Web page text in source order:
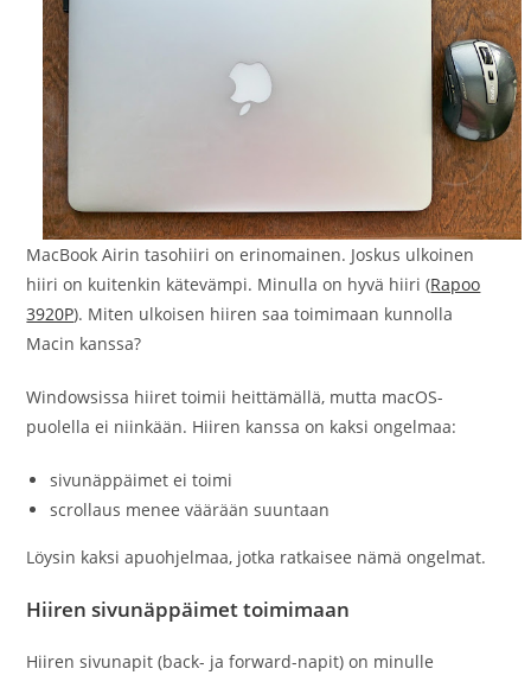
MacBook Airin tasohiiri on erinomainen. Joskus ulkoinen
hiiri on kuitenkin kätevämpi. Minulla on hyvä hiiri (Rapoo
3920P). Miten ulkoisen hiiren saa toimimaan kunnolla
Macin kanssa?
Windowsissa hiiret toimii heittämällä, mutta macOS-
puolella ei niinkään. Hiiren kanssa on kaksi ongelmaa:
sivunäppäimet ei toimi
scrollaus menee väärään suuntaan
Löysin kaksi apuohjelmaa, jotka ratkaisee nämä ongelmat.
Hiiren sivunäppäimet toimimaan
Hiiren sivunapit (back- ja forward-napit) on minulle